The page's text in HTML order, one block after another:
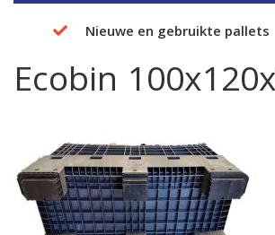
Nieuwe en gebruikte pallets
Ecobin